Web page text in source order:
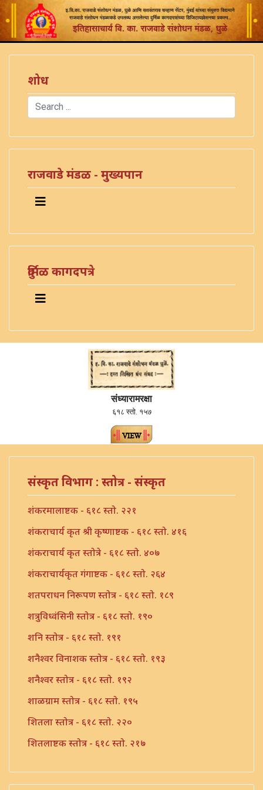
शोध
Search
राजवाडे मंडळ - मुख्यपान
दुर्मिळ कागदपत्रे
संध्यारामरक्षा
६१८ स्तो. १५७
संस्कृत विभाग : स्तोत्र - संस्कृत
शंकरमालाष्टक - ६१८ स्तो. २२१
शंकराचार्य कृत श्री कृष्णाष्टक - ६१८ स्तो. ४१६
शंकराचार्य कृत स्तोत्रे - ६१८ स्तो. ४०७
शंकराचार्यकृत गंगाष्टक - ६१८ स्तो. २६४
शतपराधन निरूपण स्तोत्र - ६१८ स्तो. १८९
शत्रुविध्वंसिनी स्तोत्र - ६१८ स्तो. १९०
शनि स्तोत्र - ६१८ स्तो. १९१
शनैश्वर विनाशक स्तोत्र - ६१८ स्तो. १९३
शनैश्वर स्तोत्र - ६१८ स्तो. १९२
शाळग्राम स्तोत्र - ६१८ स्तो. १९५
शितला स्तोत्र - ६१८ स्तो. २२०
शितलाष्टक स्तोत्र - ६१८ स्तो. २१७
शिव नामावली - ६१८ स्तो. ३९०